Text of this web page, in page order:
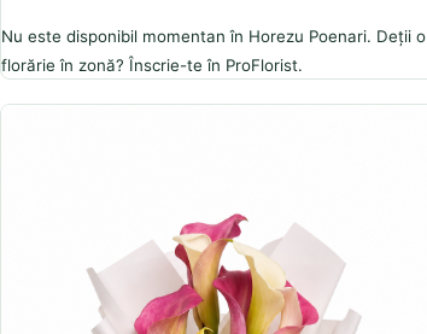
Nu este disponibil momentan în Horezu Poenari. Deții o
florărie în zonă? Înscrie-te în ProFlorist.